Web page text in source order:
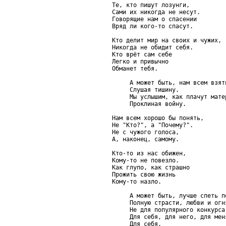
Те, кто пишут лозунги,
Сами их никогда не несут.
Говорящие нам о спасении
Вряд ли кого-то спасут.
Кто делит мир на своих и чужих,
Никогда не обидит себя.
Кто врёт сам себе
Легко и привычно
Обманет тебя.
А может быть, нам всем
     Слушая тишину.
Мы услышим, как плачут
     Проклиная войну.
Нам всем хорошо бы понять,
Не "Кто?", а "Почему?".
Не с чужого голоса,
А, наконец, самому.
Кто-то из нас обижен,
Кому-то не повезло.
Как глупо, как страшно
Прожить свою жизнь
Кому-то назло.
А может быть, лучше спеть
Полную страсти, любви и
Не для популярного
Для себя, для него, для
     Для себя,